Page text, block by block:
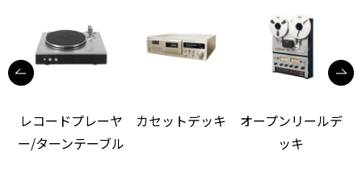
レコードプレーヤ
ー/ターンテーブル
カセットデッキ
オープンリールデ
ッキ